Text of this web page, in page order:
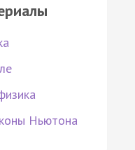
Ньютона